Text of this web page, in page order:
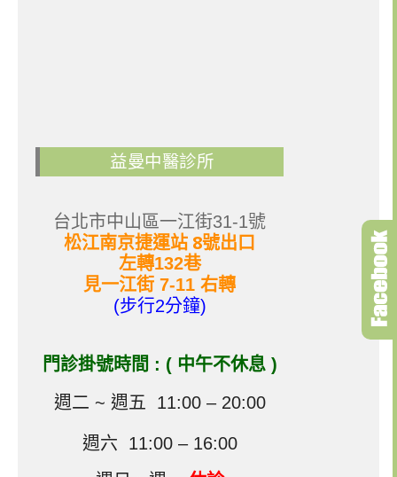
益曼中醫診所
台北市中山區一江街31-1號
松江南京捷運站 8號出口
左轉132巷
見一江街 7-11 右轉
(步行2分鐘)
門診掛號時間 : ( 中午不休息 )​
週二 ~ 週五 11:00 – 20:00
週六 11:00 – 16:00